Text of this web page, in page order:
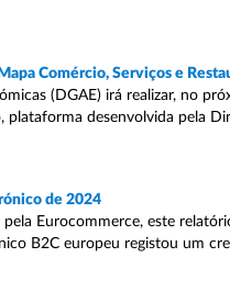
Comércio, Serviços e
(DGAE) irá realizar, no
plataforma desenvolvida pela
de 2024
Eurocommerce, este
B2C europeu registou um